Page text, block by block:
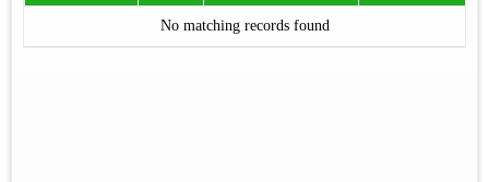
No matching records found